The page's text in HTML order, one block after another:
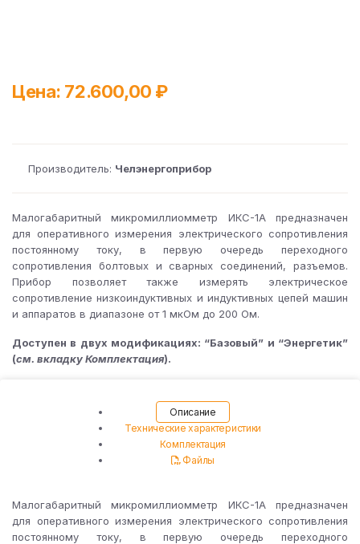
Цена: 72.600,00 ₽
Производитель: Челэнергоприбор
Малогабаритный микромиллиомметр ИКС-1А предназначен
для оперативного измерения электрического сопротивления
постоянному току, в первую очередь переходного
сопротивления болтовых и сварных соединений, разъемов.
Прибор позволяет также измерять электрическое
сопротивление низкоиндуктивных и индуктивных цепей машин
и аппаратов в диапазоне от 1 мкОм до 200 Ом.
Доступен в двух модификациях: “Базовый” и “Энергетик”
(см. вкладку Комплектация).
Описание
Технические характеристики
Комплектация
Файлы
Малогабаритный микромиллиомметр ИКС-1А предназначен
для оперативного измерения электрического сопротивления
постоянному току, в первую очередь переходного